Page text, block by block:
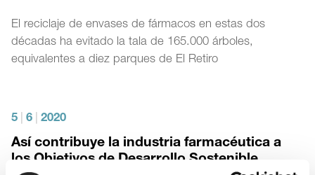
El reciclaje de envases de fármacos en estas dos
décadas ha evitado la tala de 165.000 árboles,
equivalentes a diez parques de El Retiro
5 6 2020
Así contribuye la industria farmacéutica a
los Objetivos de Desarrollo Sostenible